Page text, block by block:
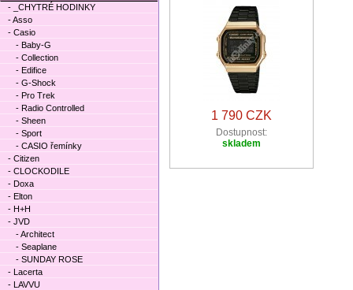
1 790 CZK
Dostupnost:
skladem
- _CHYTRÉ HODINKY
- Asso
- Casio
- Baby-G
- Collection
- Edifice
- G-Shock
- Pro Trek
- Radio Controlled
- Sheen
- Sport
- CASIO řemínky
- Citizen
- CLOCKODILE
- Doxa
- Elton
- H+H
- JVD
- Architect
- Seaplane
- SUNDAY ROSE
- Lacerta
- LAVVU